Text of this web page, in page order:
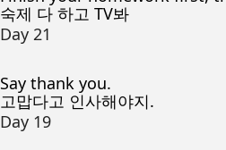
숙제 다 하고 TV봐
Day 21
Say thank you.
고맙다고 인사해야지.
Day 19